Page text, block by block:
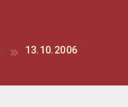
13.10.2006